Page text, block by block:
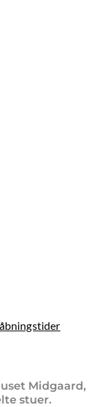
Midgaard,
stuer.